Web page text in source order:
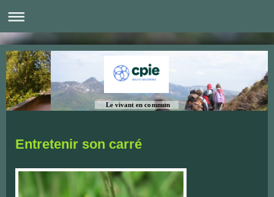
Le vivant en commun
Entretenir son carré